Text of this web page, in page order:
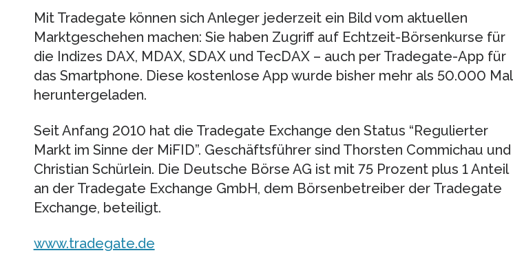
Mit Tradegate können sich Anleger jederzeit ein Bild vom aktuellen
Marktgeschehen machen: Sie haben Zugriff auf Echtzeit-Börsenkurse für
die Indizes DAX, MDAX, SDAX und TecDAX – auch per Tradegate-App für
das Smartphone. Diese kostenlose App wurde bisher mehr als 50.000 Mal
heruntergeladen.
Seit Anfang 2010 hat die Tradegate Exchange den Status “Regulierter
Markt im Sinne der MiFID”. Geschäftsführer sind Thorsten Commichau und
Christian Schürlein. Die Deutsche Börse AG ist mit 75 Prozent plus 1 Anteil
an der Tradegate Exchange GmbH, dem Börsenbetreiber der Tradegate
Exchange, beteiligt.
www.tradegate.de